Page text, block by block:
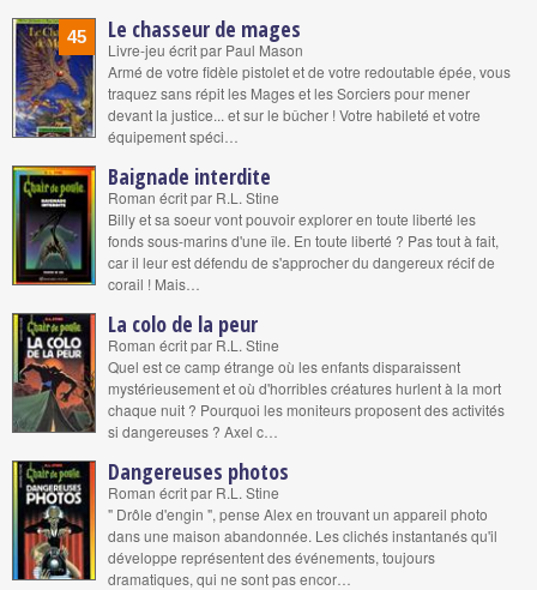
45 Le chasseur de mages
Livre-jeu écrit par Paul Mason
Armé de votre fidèle pistolet et de votre redoutable épée, vous
traquez sans répit les Mages et les Sorciers pour mener
devant la justice... et sur le bûcher ! Votre habileté et votre
équipement spéci…
Baignade interdite
Roman écrit par R.L. Stine
Billy et sa soeur vont pouvoir explorer en toute liberté les
fonds sous-marins d'une île. En toute liberté ? Pas tout à fait,
car il leur est défendu de s'approcher du dangereux récif de
corail ! Mais…
La colo de la peur
Roman écrit par R.L. Stine
Quel est ce camp étrange où les enfants disparaissent
mystérieusement et où d'horribles créatures hurlent à la mort
chaque nuit ? Pourquoi les moniteurs proposent des activités
si dangereuses ? Axel c…
Dangereuses photos
Roman écrit par R.L. Stine
" Drôle d'engin ", pense Alex en trouvant un appareil photo
dans une maison abandonnée. Les clichés instantanés qu'il
développe représentent des événements, toujours
dramatiques, qui ne sont pas encor…